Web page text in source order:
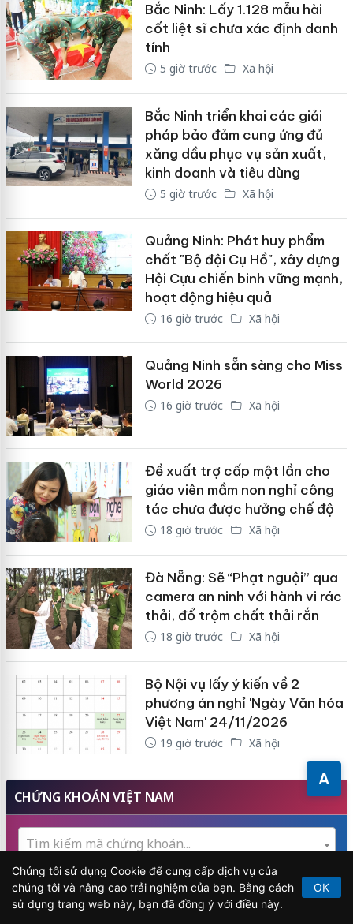
A
Bắc Ninh: Lấy 1.128 mẫu hài
cốt liệt sĩ chưa xác định danh
tính
5 giờ trước Xã hội
Bắc Ninh triển khai các giải
pháp bảo đảm cung ứng đủ
xăng dầu phục vụ sản xuất,
kinh doanh và tiêu dùng
5 giờ trước Xã hội
Quảng Ninh: Phát huy phẩm
chất "Bộ đội Cụ Hồ", xây dựng
Hội Cựu chiến binh vững mạnh,
hoạt động hiệu quả
16 giờ trước Xã hội
Quảng Ninh sẵn sàng cho Miss
World 2026
16 giờ trước Xã hội
Đề xuất trợ cấp một lần cho
giáo viên mầm non nghỉ công
tác chưa được hưởng chế độ
18 giờ trước Xã hội
Đà Nẵng: Sẽ “Phạt nguội” qua
camera an ninh với hành vi rác
thải, đổ trộm chất thải rắn
18 giờ trước Xã hội
Bộ Nội vụ lấy ý kiến về 2
phương án nghỉ 'Ngày Văn hóa
Việt Nam' 24/11/2026
19 giờ trước Xã hội
CHỨNG KHOÁN VIỆT NAM
Tìm kiếm mã chứng khoán...
Chúng tôi sử dụng Cookie để cung cấp dịch vụ của
chúng tôi và nâng cao trải nghiệm của bạn. Bằng cách
sử dụng trang web này, bạn đã đồng ý với điều này.
OK